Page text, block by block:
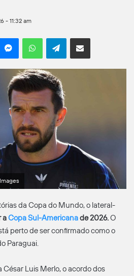
- 11:32 am
MessengerWhatsAppTelegramCompartilhar por e-mail
da Copa do Mundo, o lateral-
aCopa Sul-Americanade 2026.O
perto de ser confirmado como o
Paraguai.
César Luis Merlo, o acordo dos